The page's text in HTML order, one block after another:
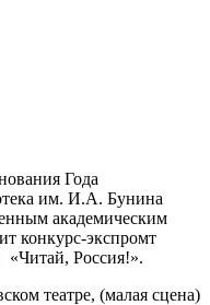
Года
им. И.А. Бунина
академическим
конкурс-экспромт
«Читай, Россия!».
театре, (малая сцена)